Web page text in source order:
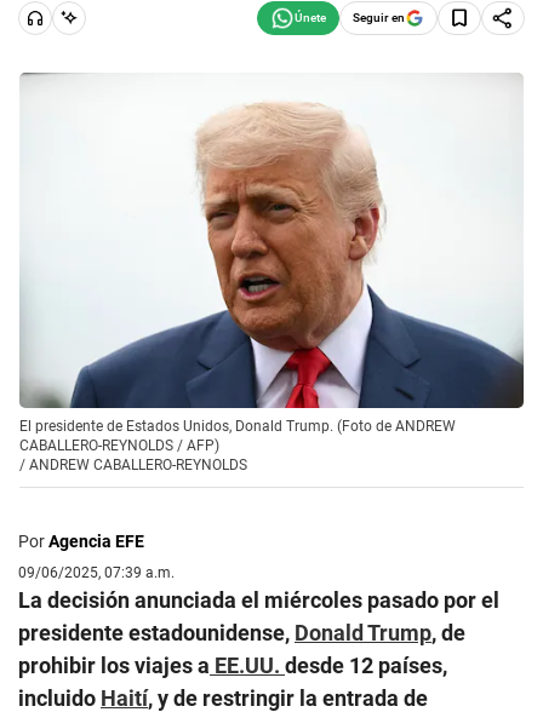
Seguir en
El presidente de Estados Unidos, Donald Trump. (Foto de ANDREW
CABALLERO-REYNOLDS / AFP)
/ ANDREW CABALLERO-REYNOLDS
PorAgencia EFE
09/06/2025, 07:39 a.m.
La decisión anunciada el miércoles pasado por el
presidente estadounidense, Donald Trump, de
prohibir los viajes a EE.UU. desde 12 países,
incluido Haití, y de restringir la entrada de